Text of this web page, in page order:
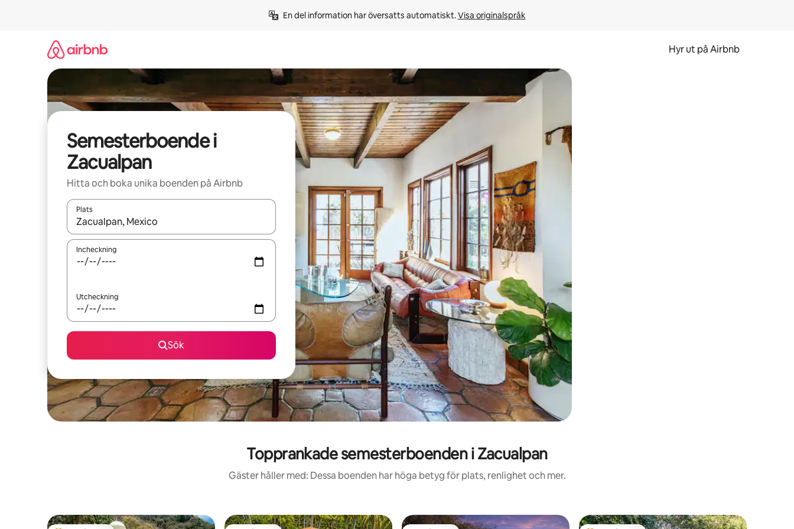
En del information har översatts automatiskt. Visa originalspråk
Hyr ut på Airbnb
Semesterboende i
Zacualpan
Hitta och boka unika boenden på Airbnb
Plats
När resultaten är tillgängliga kan du navigera med upp- och nedåtpilarna eller utforska genom att trycka eller svepa.
Incheckning
Utcheckning
Sök
Topprankade semesterboenden i Zacualpan
Gäster håller med: Dessa boenden har höga betyg för plats, renlighet och mer.